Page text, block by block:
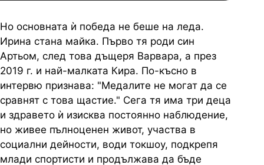
Но основната ѝ победа не беше на леда.
Ирина стана майка. Първо тя роди син
Артьом, след това дъщеря Варвара, а през
2019 г. и най-малката Кира. По-късно в
интервю признава: "Медалите не могат да се
сравнят с това щастие." Сега тя има три деца
и здравето ѝ изисква постоянно наблюдение,
но живее пълноценен живот, участва в
социални дейности, води токшоу, подкрепя
млади спортисти и продължава да бъде